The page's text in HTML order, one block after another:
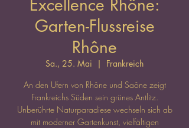
Excellence Rhône:
Garten-Flussreise
Rhône
Sa., 25. Mai
  |
Frankreich
An den Ufern von Rhône und Saône zeigt
Frankreichs Süden sein grünes Antlitz.
Unberührte Naturparadiese wechseln sich ab
mit moderner Gartenkunst, vielfältigen